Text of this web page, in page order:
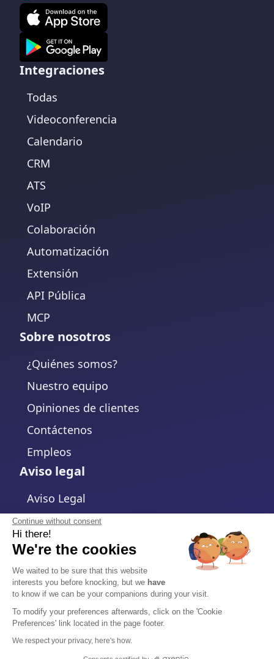
Continue without consent
Hi there!
We're the cookies
We waited to be sure that this website
interests you before knocking, but we have
to know if we can be your companions during your visit.
To modify your preferences afterwards, click on the 'Cookie
Preferences' link located in the page footer.
We respect your privacy, here's how.
Integraciones
Todas
Videoconferencia
Calendario
CRM
ATS
VoIP
Colaboración
Automatización
Extensión
API Pública
MCP
Sobre nosotros
¿Quiénes somos?
Nuestro equipo
Opiniones de clientes
Contáctenos
Empleos
Aviso legal
Aviso Legal
Política de Privacidad
Política de cookies
Cambiar la configuración de cookies
Términos y Condiciones
Acuerdo de Procesamiento de Datos
Seguridad